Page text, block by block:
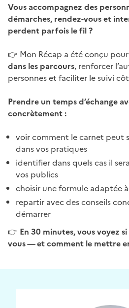
Vous accompagnez des
démarches, rendez-vous et
perdent parfois le fil ?
👉 Mon Récap a été conçu pour
dans les parcours, renforcer
personnes et faciliter le suivi
Prendre un temps d’échange
concrètement :
voir comment le carnet peut
dans vos pratiques
identifier dans quels cas il
vos publics
choisir une formule adaptée
repartir avec des conseils
démarrer
👉 En 30 minutes, vous voyez
vous — et comment le mettre